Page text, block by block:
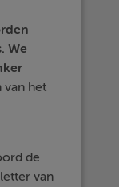
We
van het
de
van